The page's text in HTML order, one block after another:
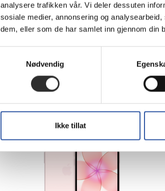
analysere trafikken vår. Vi deler dessuten
sosiale medier, annonsering og
dem, eller som de har samlet inn gjennom din
Nødvendig
Ikke tillat